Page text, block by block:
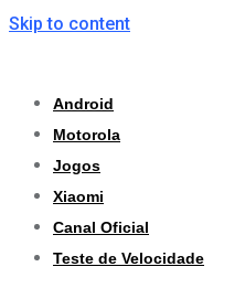
Skip to content
Android
Motorola
Jogos
Xiaomi
Canal Oficial
Teste de Velocidade